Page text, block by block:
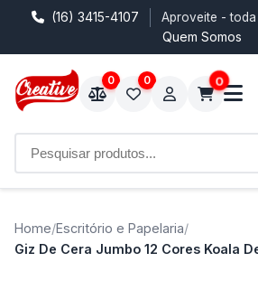
(16) 3415-4107 Aproveite -
Quem Somos
0 0 0
Home/Escritório e Papelaria/
Giz De Cera Jumbo 12 Cores Koala